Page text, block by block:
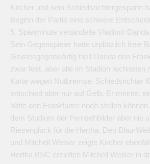
Kircher und sein Schiedsrichtergespann
Beginn der Partie eine schwere
5. Spielminute vertändelte Vladimir Darida
Sein Gegenspieler hatte urplötzlich freie
Geistesgegenwärtig hielt Darida den
zwar fest, aber alle im Stadion rechneten
Karte wegen Notbremse. Schiedsrichter
entschied aber nur auf Gelb. Er meinte,
hätte den Frankfurter noch stellen
dem Studium der Fernsehbilder aber nie
Riesenglück für die Hertha. Den Blau-
und Mitchell Weiser zeigte Kircher
Hertha BSC erzielten Mitchell Weiser in